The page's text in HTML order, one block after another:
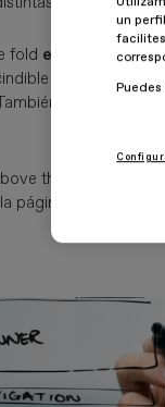
fold es uno de los
que en esta
tiene que
the fold tienen
página. Por
un